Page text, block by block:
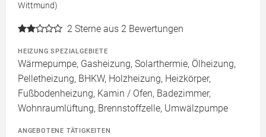
Wittmund)
2 Sterne aus 2 Bewertungen
HEIZUNG SPEZIALGEBIETE
Wärmepumpe, Gasheizung, Solarthermie, Ölheizung,
Pelletheizung, BHKW, Holzheizung, Heizkörper,
Fußbodenheizung, Kamin / Ofen, Badezimmer,
Wohnraumlüftung, Brennstoffzelle, Umwälzpumpe
ANGEBOTENE TÄTIGKEITEN